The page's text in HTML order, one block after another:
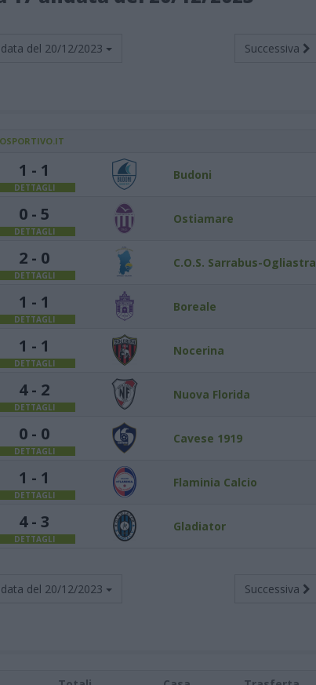
del 20/12/2023 Successiva
1 - 1
DETTAGLI
Budoni
0 - 5
DETTAGLI
Ostiamare
2 - 0
DETTAGLI
C.O.S. Sarrabus-Ogliastra
1 - 1
DETTAGLI
Boreale
1 - 1
DETTAGLI
Nocerina
4 - 2
DETTAGLI
Nuova Florida
0 - 0
DETTAGLI
Cavese 1919
1 - 1
DETTAGLI
Flaminia Calcio
4 - 3
DETTAGLI
Gladiator
del 20/12/2023 Successiva